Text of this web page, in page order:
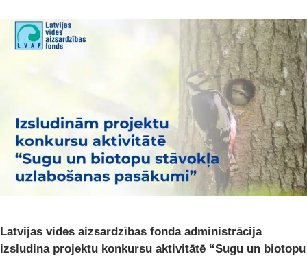
Latvijas vides aizsardzības fonda administrācija
izsludina projektu konkursu aktivitātē “Sugu un biotopu